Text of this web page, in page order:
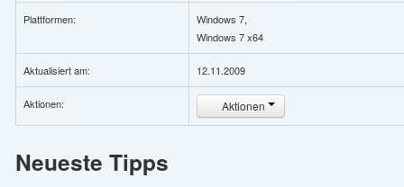
Plattformen:
Windows 7,
Windows 7 x64
Aktualisiert am: 12.11.2009
Aktionen: Aktionen
Neueste Tipps